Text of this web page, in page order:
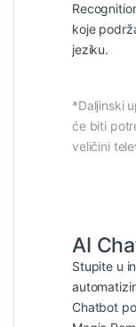
koje
jeziku.
*Daljinski
će biti
veličini
AI
Stupite u
Chatbot